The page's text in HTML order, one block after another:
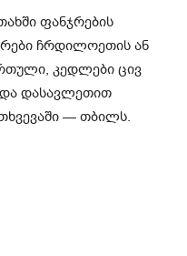
ფანჯრების
ჩრდილოეთის ან
კედლები ცივ
დასავლეთით
— თბილს.